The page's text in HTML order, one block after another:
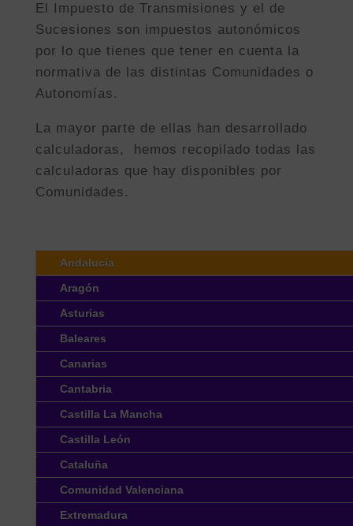
El Impuesto de Transmisiones y el de
Sucesiones son impuestos autonómicos
por lo que tienes que tener en cuenta la
normativa de las distintas Comunidades o
Autonomías.
La mayor parte de ellas han desarrollado
calculadoras, hemos recopilado todas las
calculadoras que hay disponibles por
Comunidades.
Andalucía
Aragón
Asturias
Baleares
Canarias
Cantabria
Castilla La Mancha
Castilla León
Cataluña
Comunidad Valenciana
Extremadura